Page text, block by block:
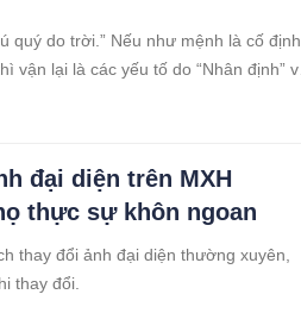
quý do trời.” Nếu như mệnh là cố định
vận lại là các yếu tố do “Nhân định” và
đại diện trên MXH
thực sự khôn ngoan
thay đổi ảnh đại diện thường xuyên,
thay đổi.